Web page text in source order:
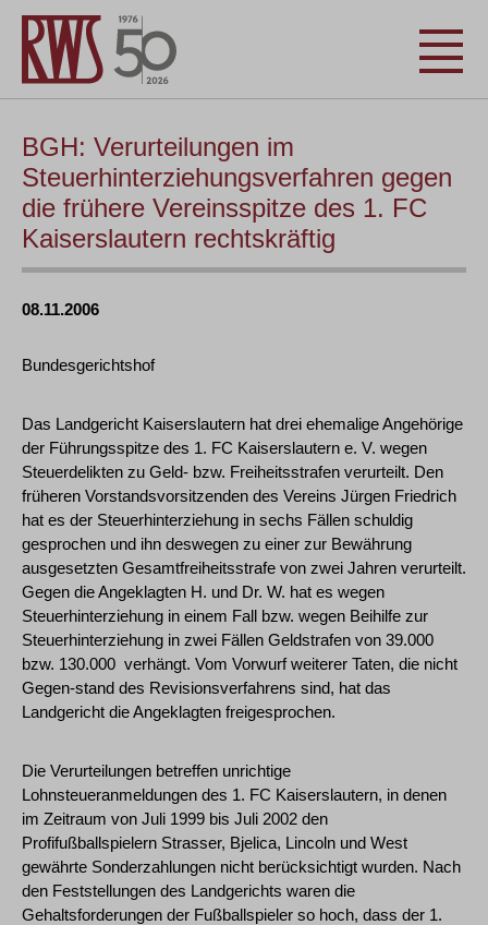
BGH: Verurteilungen im
Steuerhinterziehungsverfahren gegen
die frühere Vereinsspitze des 1. FC
Kaiserslautern rechtskräftig
08.11.2006
Bundesgerichtshof
Das Landgericht Kaiserslautern hat drei ehemalige Angehörige
der Führungsspitze des 1. FC Kaiserslautern e. V. wegen
Steuerdelikten zu Geld- bzw. Freiheitsstrafen verurteilt. Den
früheren Vorstandsvorsitzenden des Vereins Jürgen Friedrich
hat es der Steuerhinterziehung in sechs Fällen schuldig
gesprochen und ihn deswegen zu einer zur Bewährung
ausgesetzten Gesamtfreiheitsstrafe von zwei Jahren verurteilt.
Gegen die Angeklagten H. und Dr. W. hat es wegen
Steuerhinterziehung in einem Fall bzw. wegen Beihilfe zur
Steuerhinterziehung in zwei Fällen Geldstrafen von 39.000 
bzw. 130.000  verhängt. Vom Vorwurf weiterer Taten, die nicht
Gegen-stand des Revisionsverfahrens sind, hat das
Landgericht die Angeklagten freigesprochen.
Die Verurteilungen betreffen unrichtige
Lohnsteueranmeldungen des 1. FC Kaiserslautern, in denen
im Zeitraum von Juli 1999 bis Juli 2002 den
Profifußballspielern Strasser, Bjelica, Lincoln und West
gewährte Sonderzahlungen nicht berücksichtigt wurden. Nach
den Feststellungen des Landgerichts waren die
Gehaltsforderungen der Fußballspieler so hoch, dass der 1.